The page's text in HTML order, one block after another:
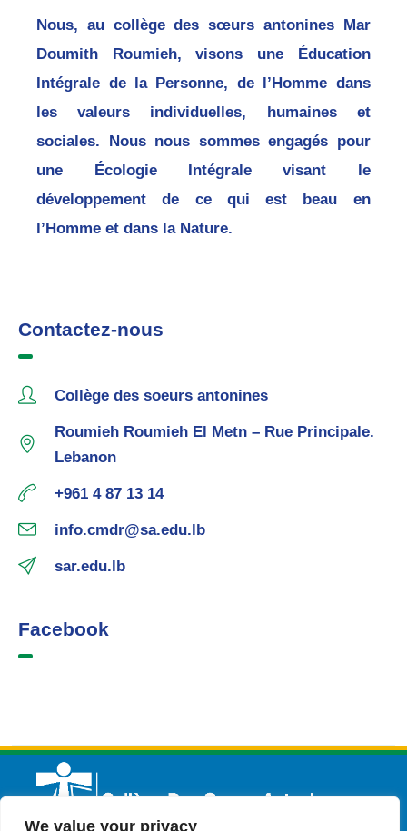
We value your privacy
Nous, au collège des sœurs antonines Mar
Doumith Roumieh, visons une Éducation
Intégrale de la Personne, de l’Homme dans
les valeurs individuelles, humaines et
sociales. Nous nous sommes engagés pour
une Écologie Intégrale visant le
développement de ce qui est beau en
l’Homme et dans la Nature.
Contactez-nous
Collège des soeurs antonines
Roumieh Roumieh El Metn – Rue Principale.
Lebanon
+961 4 87 13 14
info.cmdr@sa.edu.lb
sar.edu.lb
Facebook